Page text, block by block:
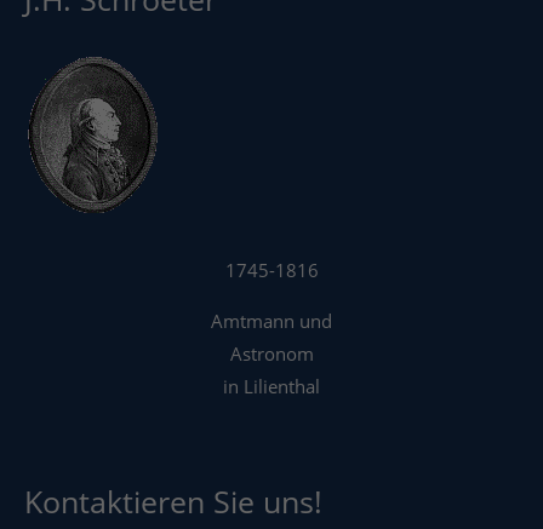
1745-1816
Amtmann und
Astronom
in Lilienthal
Kontaktieren Sie uns!